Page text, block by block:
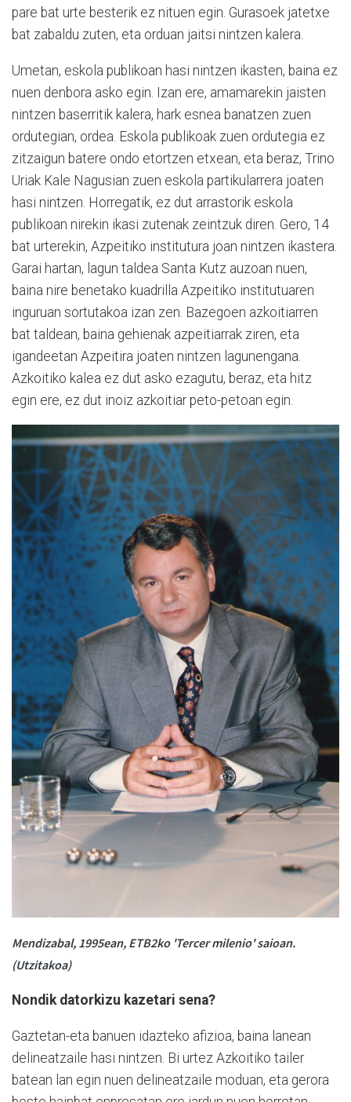
pare bat urte besterik ez nituen egin. Gurasoek jatetxe
bat zabaldu zuten, eta orduan jaitsi nintzen kalera.
Umetan, eskola publikoan hasi nintzen ikasten, baina ez
nuen denbora asko egin. Izan ere, amamarekin jaisten
nintzen baserritik kalera, hark esnea banatzen zuen
ordutegian, ordea. Eskola publikoak zuen ordutegia ez
zitzaigun batere ondo etortzen etxean, eta beraz, Trino
Uriak Kale Nagusian zuen eskola partikularrera joaten
hasi nintzen. Horregatik, ez dut arrastorik eskola
publikoan nirekin ikasi zutenak zeintzuk diren. Gero, 14
bat urterekin, Azpeitiko institutura joan nintzen ikastera.
Garai hartan, lagun taldea Santa Kutz auzoan nuen,
baina nire benetako kuadrilla Azpeitiko institutuaren
inguruan sortutakoa izan zen. Bazegoen azkoitiarren
bat taldean, baina gehienak azpeitiarrak ziren, eta
igandeetan Azpeitira joaten nintzen lagunengana.
Azkoitiko kalea ez dut asko ezagutu, beraz, eta hitz
egin ere, ez dut inoiz azkoitiar peto-petoan egin.
Mendizabal, 1995ean, ETB2ko 'Tercer milenio' saioan.
(Utzitakoa)
Nondik datorkizu kazetari sena?
Gaztetan-eta banuen idazteko afizioa, baina lanean
delineatzaile hasi nintzen. Bi urtez Azkoitiko tailer
batean lan egin nuen delineatzaile moduan, eta gerora